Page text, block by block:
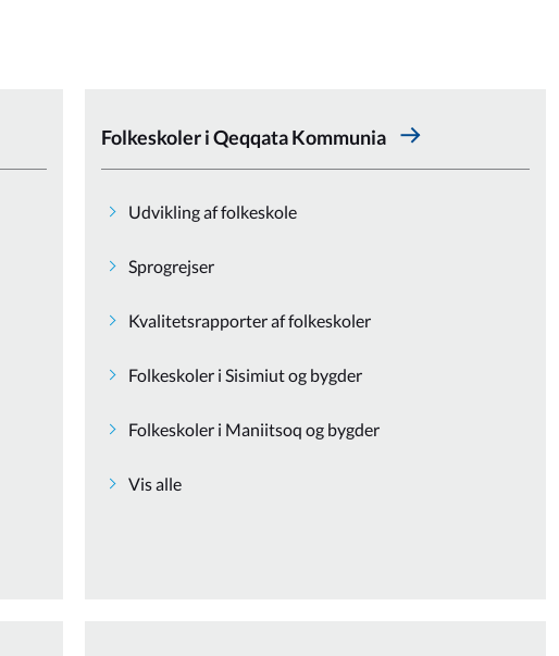
Folkeskoler i Qeqqata Kommunia
Udvikling af folkeskole
Sprogrejser
Kvalitetsrapporter af folkeskoler
Folkeskoler i Sisimiut og bygder
Folkeskoler i Maniitsoq og bygder
Vis alle